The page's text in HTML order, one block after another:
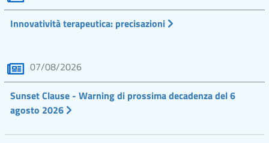
Innovatività terapeutica: precisazioni
07/08/2026
Sunset Clause - Warning di prossima decadenza del 6
agosto 2026